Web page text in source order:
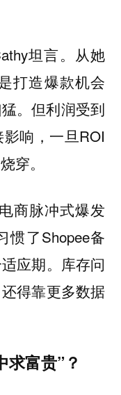
坦言。从她
打造爆款机会
。但利润受到
响，一旦ROI
穿。
商脉冲式爆发
惯了Shopee备
应期。库存问
得靠更多数据
求富贵”？